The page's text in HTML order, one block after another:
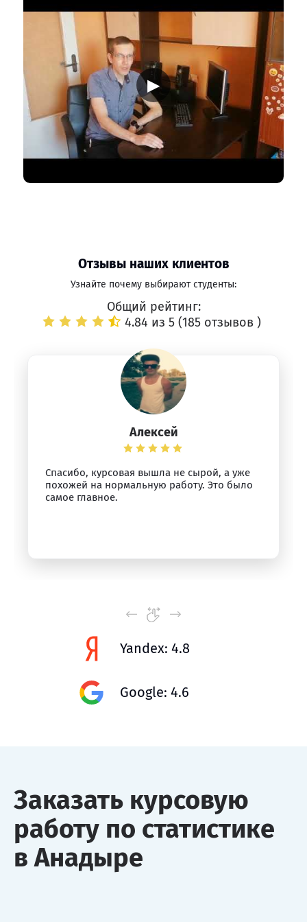
▶
Отзывы наших клиентов
Узнайте почему выбирают студенты:
Общий рейтинг:
4.84 из 5 (185 отзывов )
Алексей
Спасибо, курсовая вышла не сырой, а уже
похожей на нормальную работу. Это было
самое главное.
Yandex: 4.8
Google: 4.6
Заказать курсовую
работу по статистике
в Анадыре